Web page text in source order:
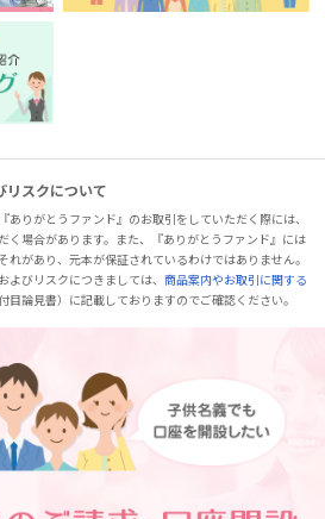
リスクについて
りがとうファンド』のお取引をしていただく際には、
く場合があります。また、『ありがとうファンド』には
があり、元本が保証されているわけではありません。
よびリスクにつきましては、商品案内やお取引に関する
目論見書）に記載しておりますのでご確認ください。